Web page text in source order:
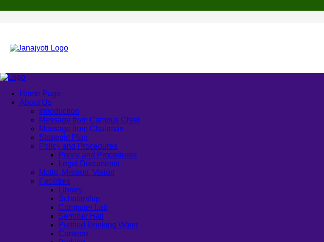
Home Page
About Us
Introduction
Message from Campus Chief
Message from Chairman
Strategic Plan
Policy and Procedures
Policy and Procedures
Legal Documents
Motto, Mission, Vision
Facilities
Library
Scholarship
Computer Lab
Seminar Hall
Purified Drinking Water
Canteen